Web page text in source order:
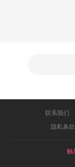
联系我们
隐私条款
触